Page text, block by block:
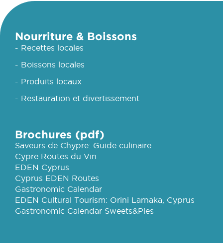
Nourriture & Boissons
- Recettes locales
- Boissons locales
- Produits locaux
- Restauration et divertissement
Brochures (pdf)
Saveurs de Chypre: Guide culinaire
Cypre Routes du Vin
EDEN Cyprus
Cyprus EDEN Routes
Gastronomic Calendar
EDEN Cultural Tourism: Orini Larnaka, Cyprus
Gastronomic Calendar Sweets&Pies